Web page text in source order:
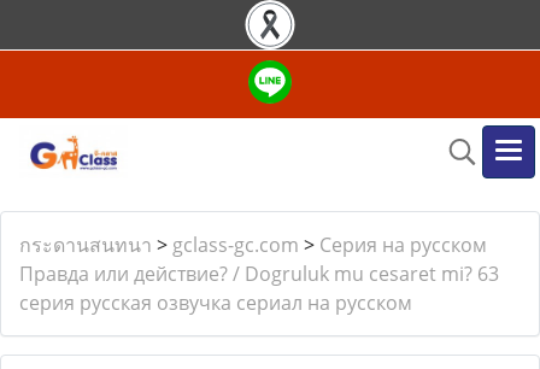
กระดานสนทนา > gclass-gc.com > Серия на русском
Правда или действие? / Dogruluk mu cesaret mi? 63
серия русская озвучка сериал на русском